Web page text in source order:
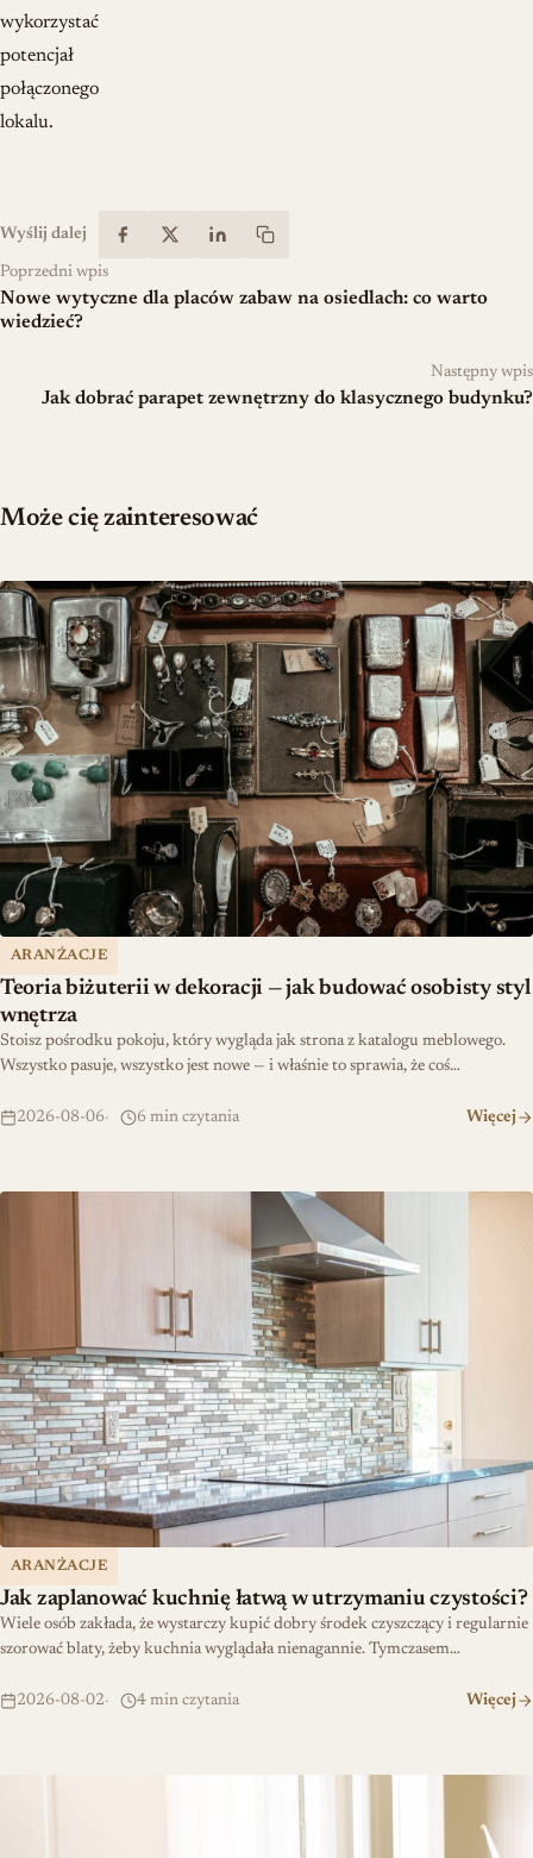
wykorzystać
potencjał
połączonego
lokalu.
Wyślij dalej
Poprzedni wpis
Nowe wytyczne dla placów zabaw na osiedlach: co warto
wiedzieć?
Następny wpis
Jak dobrać parapet zewnętrzny do klasycznego budynku?
Może cię zainteresować
ARANŻACJE
Teoria biżuterii w dekoracji — jak budować osobisty styl
wnętrza
Stoisz pośrodku pokoju, który wygląda jak strona z katalogu meblowego.
Wszystko pasuje, wszystko jest nowe — i właśnie to sprawia, że coś…
2026-08-06 6 min czytania Więcej
Teoria biżuterii w dekoracji — jak budować osobisty styl wnętrza
ARANŻACJE
Jak zaplanować kuchnię łatwą w utrzymaniu czystości?
Wiele osób zakłada, że wystarczy kupić dobry środek czyszczący i regularnie
szorować blaty, żeby kuchnia wyglądała nienagannie. Tymczasem…
2026-08-02 4 min czytania Więcej
Jak zaplanować kuchnię łatwą w utrzymaniu czystości?